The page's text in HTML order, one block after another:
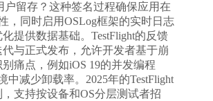
户留存 ？这种签名过程确保应用在
，同时启用OSLog框架的实时日志
提供数据基础。TestFlight的反馈
与正式发布，允许开发者基于崩
痛点，例如iOS 19的并发编程
中减少卸载率。2025年的TestFlight
支持按设备和OS分层测试者招